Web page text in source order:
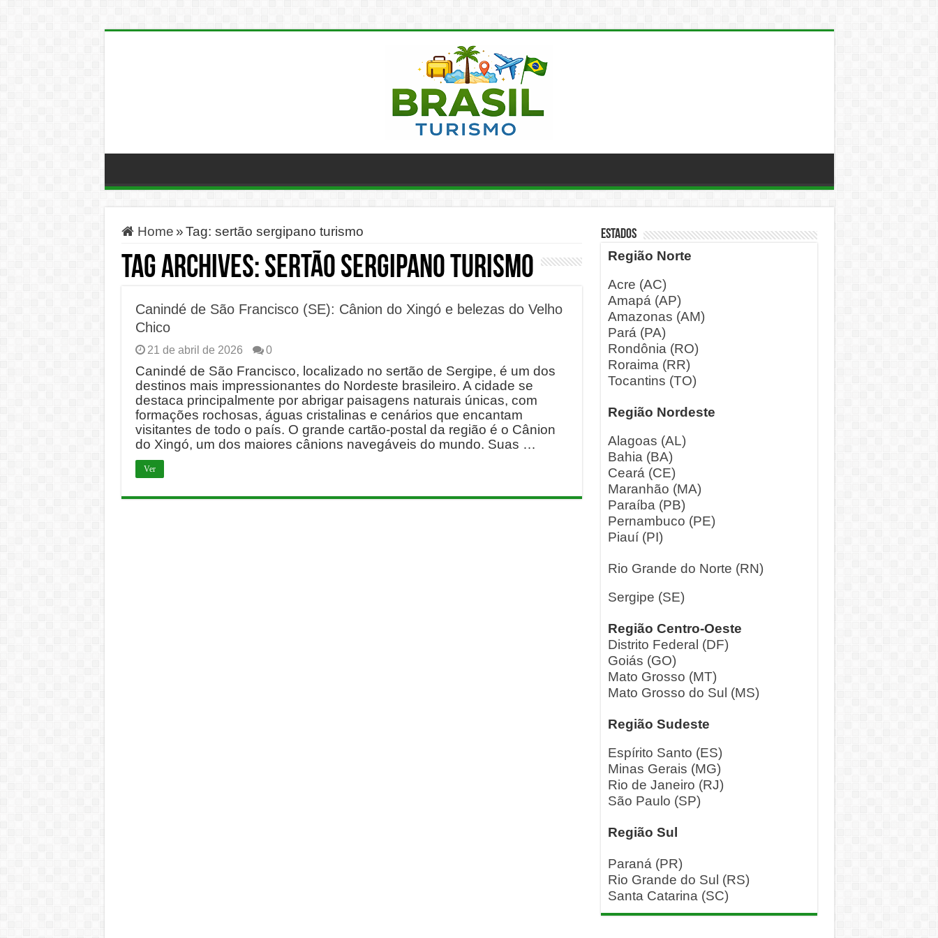
Home »Tag: sertão sergipano turismo
Tag Archives: sertão sergipano turismo
Canindé de São Francisco (SE): Cânion do Xingó e belezas do Velho
Chico
21 de abril de 2026 0
Canindé de São Francisco, localizado no sertão de Sergipe, é um dos
destinos mais impressionantes do Nordeste brasileiro. A cidade se
destaca principalmente por abrigar paisagens naturais únicas, com
formações rochosas, águas cristalinas e cenários que encantam
visitantes de todo o país. O grande cartão-postal da região é o Cânion
do Xingó, um dos maiores cânions navegáveis do mundo. Suas …
Ver
ESTADOS
Região Norte
Acre (AC)
Amapá (AP)
Amazonas (AM)
Pará (PA)
Rondônia (RO)
Roraima (RR)
Tocantins (TO)
Região Nordeste
Alagoas (AL)
Bahia (BA)
Ceará (CE)
Maranhão (MA)
Paraíba (PB)
Pernambuco (PE)
Piauí (PI)
Rio Grande do Norte (RN)
Sergipe (SE)
Região Centro-Oeste
Distrito Federal (DF)
Goiás (GO)
Mato Grosso (MT)
Mato Grosso do Sul (MS)
Região Sudeste
Espírito Santo (ES)
Minas Gerais (MG)
Rio de Janeiro (RJ)
São Paulo (SP)
Região Sul
Paraná (PR)
Rio Grande do Sul (RS)
Santa Catarina (SC)